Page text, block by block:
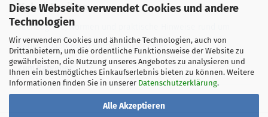
Diese Webseite verwendet Cookies und andere
Technologien
Wir verwenden Cookies und ähnliche Technologien, auch von
Drittanbietern, um die ordentliche Funktionsweise der Website zu
gewährleisten, die Nutzung unseres Angebotes zu analysieren und
Ihnen ein bestmögliches Einkaufserlebnis bieten zu können. Weitere
Informationen finden Sie in unserer Datenschutzerklärung.
Alle Akzeptieren
Kabel-Lexikon
Fachbegriffe, Normen und praktische Hinweise rund um
Kabel, Adapter und Verbindungstechnik.
Zum Ratgeber